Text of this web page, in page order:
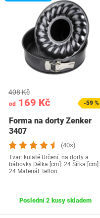
od 169 Kč
408 Kč
-59 %
Forma na dorty Zenker
3407
(40×)
Tvar: kulaté Určení: na dorty a
bábovky Délka [cm]: 24 Šířka [cm]:
24 Materiál: teflon
Poslední 2 kusy skladem